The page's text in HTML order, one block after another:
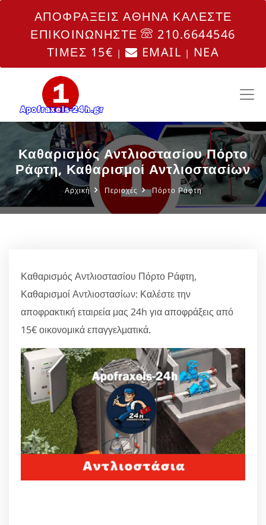
ΑΠΟΦΡΑΞΕΙΣ ΑΘΗΝΑ ΚΑΛΕΣΤΕ
ΕΠΙΚΟΙΝΩΝΗΣΤΕ
210.6644546
ΤΙΜΕΣ 15€ | EMAIL | NEA
Καθαρισμός Αντλιοστασίου Πόρτο
Ράφτη, Καθαρισμοί Αντλιοστασίων
Αρχική Περιοχές Πόρτο Ράφτη
Καθαρισμός Αντλιοστασίου Πόρτο Ράφτη,
Καθαρισμοί Αντλιοστασίων: Καλέστε την
αποφρακτική εταιρεία μας 24h για αποφράξεις από
15€ οικονομικά επαγγελματικά.